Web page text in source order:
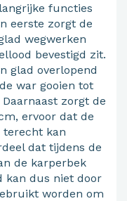
functies
eerste zorgt de
wegwerken
bevestigd zit.
glad overlopend
war gooien tot
zorgt de
ervoor dat de
kan
dat tijdens de
de karperbek
kan dus niet door
worden om